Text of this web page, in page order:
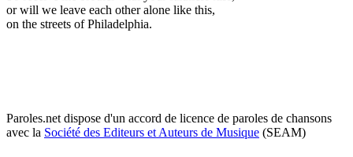
or will we leave each other alone like this,
on the streets of Philadelphia.
Paroles.net dispose d'un accord de licence de paroles de chansons
avec la Société des Editeurs et Auteurs de Musique (SEAM)